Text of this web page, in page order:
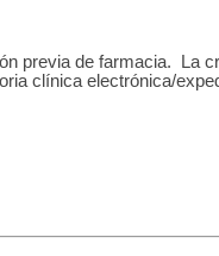
previa de farmacia. La
clínica electrónica/